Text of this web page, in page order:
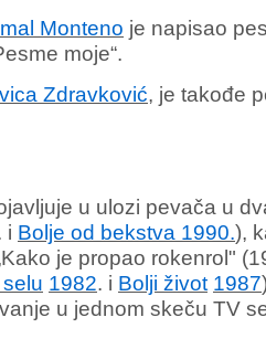
Monteno je napisao
moje“.
Zdravković, je takođe
u ulozi pevača u
i Bolje od bekstva 1990.),
je propao rokenrol"
1982. i Bolji život 1987
u jednom skeču TV